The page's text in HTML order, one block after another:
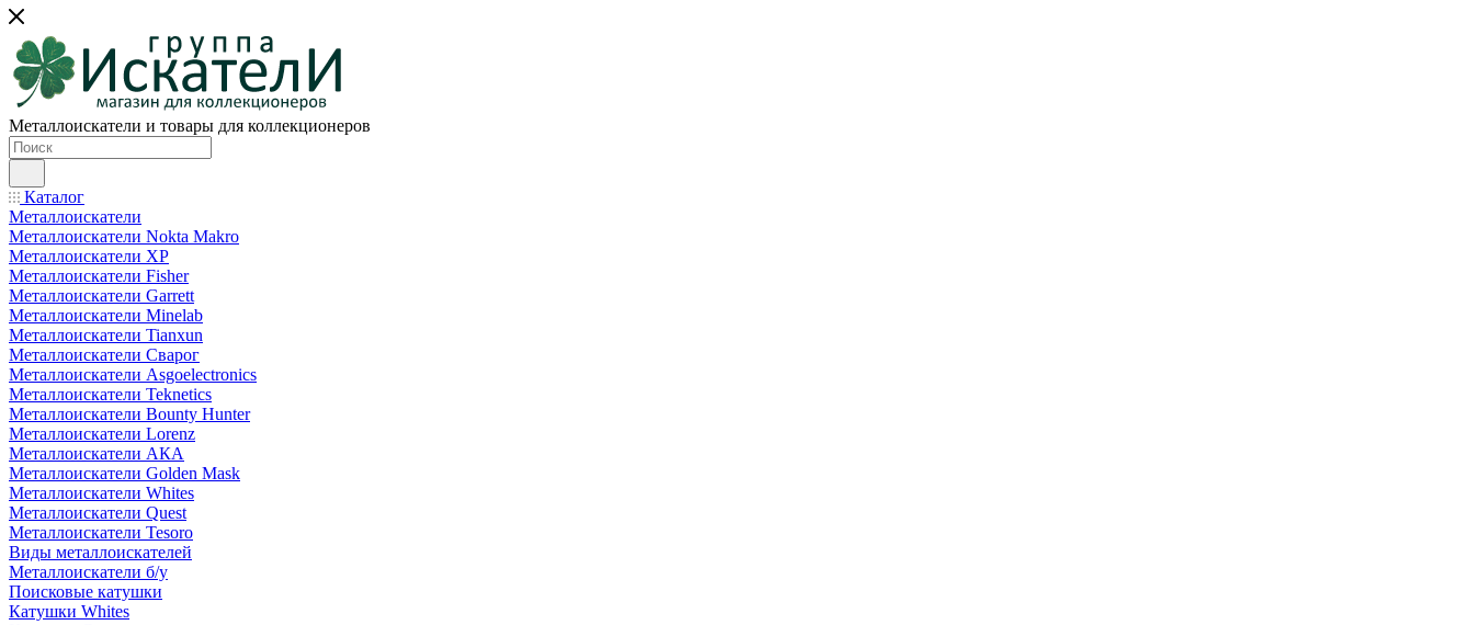
Металлоискатели и товары для коллекционеров
Каталог
Металлоискатели
Металлоискатели Nokta Makro
Металлоискатели XP
Металлоискатели Fisher
Металлоискатели Garrett
Металлоискатели Minelab
Металлоискатели Tianxun
Металлоискатели Сварог
Металлоискатели Asgoelectronics
Металлоискатели Teknetics
Металлоискатели Bounty Hunter
Металлоискатели Lorenz
Металлоискатели АКА
Металлоискатели Golden Mask
Металлоискатели Whites
Металлоискатели Quest
Металлоискатели Tesoro
Виды металлоискателей
Металлоискатели б/у
Поисковые катушки
Катушки Whites